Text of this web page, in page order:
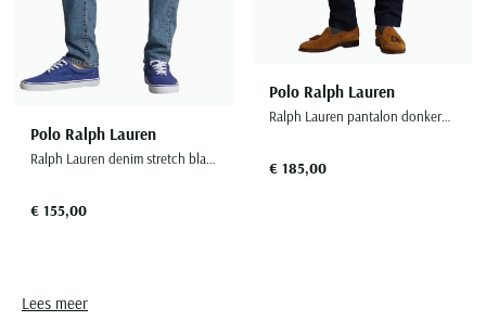
Polo Ralph Lauren
Ralph Lauren denim stretch blauw 5-pocket
€ 155,00
Polo Ralph Lauren
Ralph Lauren pantalon donkerblauw slim fit
€ 185,00
Lees meer